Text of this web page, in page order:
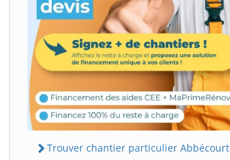
Trouver chantier particulier Abbécourt